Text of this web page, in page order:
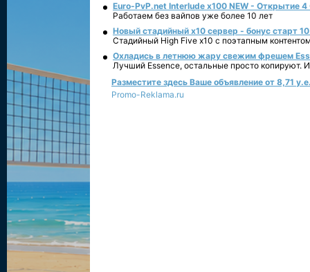
Euro-PvP.net Interlude х100 NEW - Открытие 4
Работаем без вайпов уже более 10 лет
Новый стадийный х10 сервер - бонус старт
Стадийный High Five x10 с поэтапным
Охладись в летнюю жару свежим фрешем
Лучший Essence, остальные просто копируют.
Разместите здесь Ваше объявление от 8,71
Promo-Reklama.ru